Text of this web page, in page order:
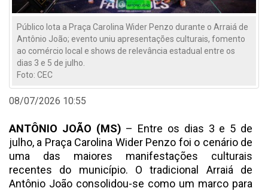
Público lota a Praça Carolina Wider Penzo durante o Arraiá de
Antônio João; evento uniu apresentações culturais, fomento
ao comércio local e shows de relevância estadual entre os
dias 3 e 5 de julho.
Foto: CEC
08/07/2026 10:55
ANTÔNIO JOÃO (MS) – Entre os dias 3 e 5 de
julho, a Praça Carolina Wider Penzo foi o cenário de
uma das maiores manifestações culturais
recentes do município. O tradicional Arraiá de
Antônio João consolidou-se como um marco para